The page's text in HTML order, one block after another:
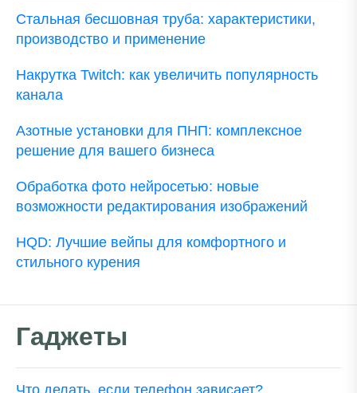
Стальная бесшовная труба: характеристики,
производство и применение
Накрутка Twitch: как увеличить популярность
канала
Азотные установки для ПНП: комплексное
решение для вашего бизнеса
Обработка фото нейросетью: новые
возможности редактирования изображений
HQD: Лучшие вейпы для комфортного и
стильного курения
Гаджеты
Что делать, если телефон зависает?